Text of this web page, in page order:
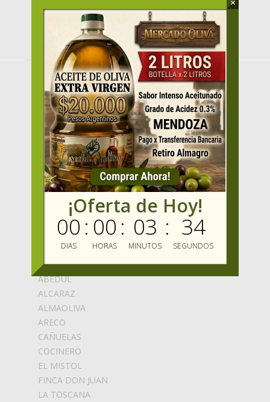
MENU
HOME
PRODUCTOS
OFERTAS
VENDER
MAYORISTAS
Mercado Oliva TV
MIS FAVORITOS
MERCADO OLIVA
ENVIOS GRATIS
BLOG
MARCAS
ABEDUL
ALCARAZ
ALMAOLIVA
ARECO
CAÑUELAS
COCINERO
EL MISTOL
FINCA DON JUAN
LA TOSCANA
¡Oferta de Hoy!
00
DIAS
: 00
HORAS
: 03
MINUTOS
: 34
SEGUNDOS
×